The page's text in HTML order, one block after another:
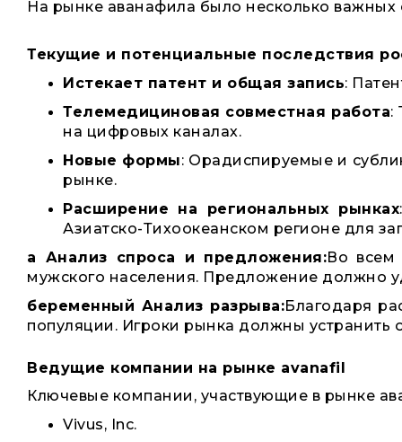
На рынке аванафила было несколько важных
Текущие и потенциальные последствия
Истекает патент и общая запись:
Телемедициновая совместная работа:
на цифровых каналах.
Новые формы: Орадиспируемые и
рынке.
Расширение на региональных рынках
Азиатско-Тихоокеанском регионе для
а Анализ спроса и предложения:Во всем
мужского населения. Предложение должно
беременный Анализ разрыва:Благодаря
популяции. Игроки рынка должны устранить
Ведущие компании на рынке avanafil
Ключевые компании, участвующие в рынке
Vivus, Inc.